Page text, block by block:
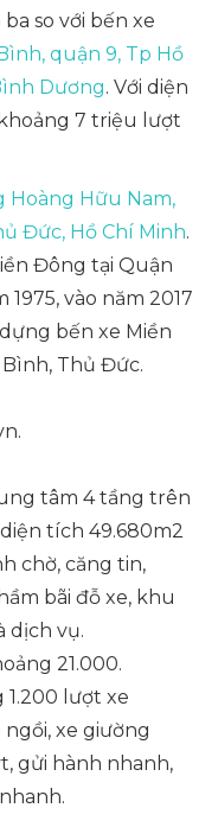
so với bến xe
quận 9, Tp Hồ
Dương. Với diện
7 triệu lượt
Hoàng Hữu Nam,
Đức, Hồ Chí Minh.
Đông tại Quận
vào năm 2017
bến xe Miền
Thủ Đức.
tâm 4 tầng trên
tích 49.680m2
chờ, căng tin,
bãi đỗ xe, khu
dịch vụ.
21.000.
1.200 lượt xe
ngồi, xe giường
gửi hành nhanh,